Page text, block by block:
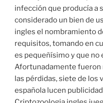
infección que producía a
considerado un bien de
ingles el nombramiento
requisitos, tomando en
es pequeñísimo y que no
Afortunadamente fueron
las pérdidas, siete de los
española lucen